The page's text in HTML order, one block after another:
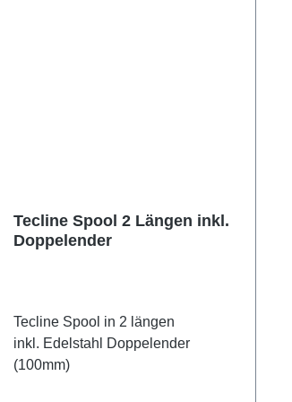
Tecline Spool 2 Längen inkl.
Doppelender
Tecline Spool in 2 längen
inkl. Edelstahl Doppelender
(100mm)